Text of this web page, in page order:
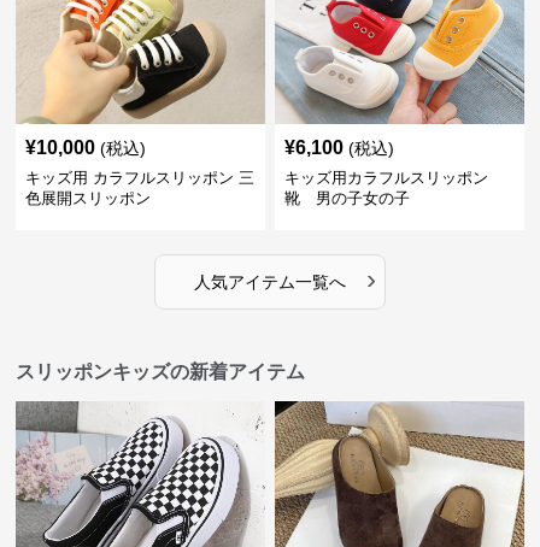
¥10,000 (税込)
キッズ用 カラフルスリッポン 三
色展開スリッポン
¥6,100 (税込)
キッズ用カラフルスリッポン
靴 男の子女の子
人気アイテム一覧へ ›
スリッポンキッズの新着アイテム